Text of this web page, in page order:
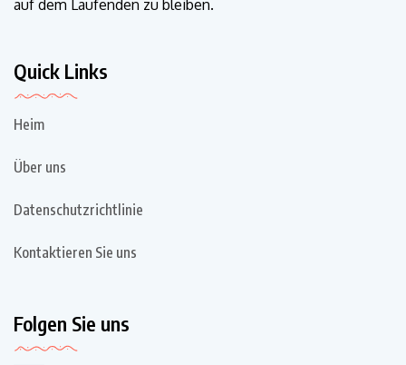
auf dem Laufenden zu bleiben.
Quick Links
Heim
Über uns
Datenschutzrichtlinie
Kontaktieren Sie uns
Folgen Sie uns